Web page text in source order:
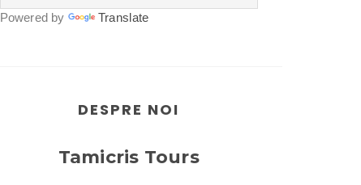
Powered by Translate
DESPRE NOI
Tamicris Tours